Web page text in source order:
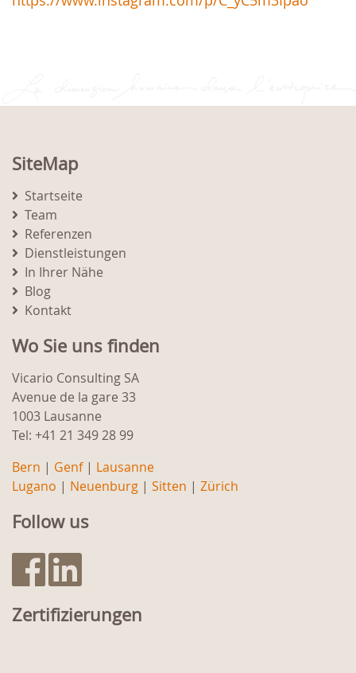
SiteMap
Startseite
Team
Referenzen
Dienstleistungen
In Ihrer Nähe
Blog
Kontakt
Wo Sie uns finden
Vicario Consulting SA
Avenue de la gare 33
1003 Lausanne
Tel: +41 21 349 28 99
Bern | Genf| Lausanne
Lugano | Neuenburg | Sitten | Zürich
Follow us
Zertifizierungen